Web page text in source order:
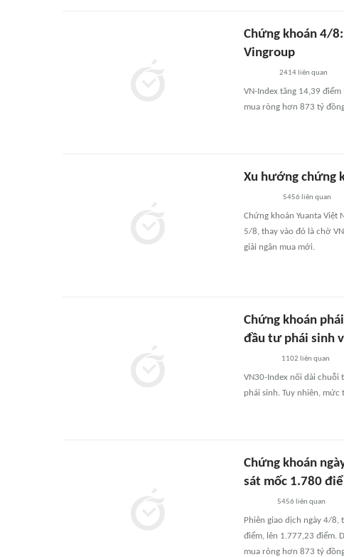
Chứng khoán 4/
Vingroup
2414 liên quan
VN-Index tăng 14,39
mua ròng hơn 873 tỷ
Xu hướng chứng
5456 liên quan
Chứng khoán Yuanta Việt
5/8, thay vào đó là chờ
giải ngân mua mới.
Chứng khoán
đầu tư phái sinh
1102 liên quan
VN30-Index nối dài chuỗi
phái sinh. Tuy nhiên,
Chứng khoán
sát mốc 1.780
5456 liên quan
Phiên giao dịch ngày 4/8,
điểm, lên 1.777,23 điểm.
mua ròng hơn 873 tỷ